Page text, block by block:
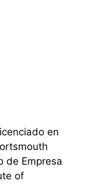
en
de Empresa
of